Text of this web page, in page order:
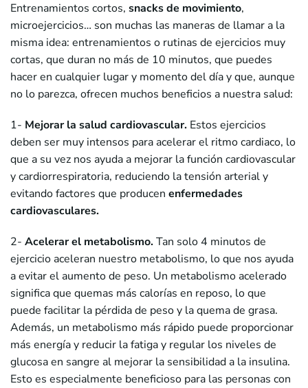
Entrenamientos cortos, snacks de movimiento,
microejercicios… son muchas las maneras de llamar a la
misma idea: entrenamientos o rutinas de ejercicios muy
cortas, que duran no más de 10 minutos, que puedes
hacer en cualquier lugar y momento del día y que, aunque
no lo parezca, ofrecen muchos beneficios a nuestra salud:
1- Mejorar la salud cardiovascular. Estos ejercicios
deben ser muy intensos para acelerar el ritmo cardiaco, lo
que a su vez nos ayuda a mejorar la función cardiovascular
y cardiorrespiratoria, reduciendo la tensión arterial y
evitando factores que producen enfermedades
cardiovasculares.
2- Acelerar el metabolismo.Tan solo 4 minutos de
ejercicio aceleran nuestro metabolismo, lo que nos ayuda
a evitar el aumento de peso. Un metabolismo acelerado
significa que quemas más calorías en reposo, lo que
puede facilitar la pérdida de peso y la quema de grasa.
Además, un metabolismo más rápido puede proporcionar
más energía y reducir la fatiga y regular los niveles de
glucosa en sangre al mejorar la sensibilidad a la insulina.
Esto es especialmente beneficioso para las personas con